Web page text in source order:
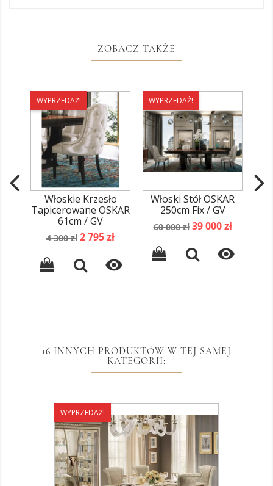
ZOBACZ TAKŻE
WYPRZEDAŻ!
Włoskie Krzesło
Tapicerowane OSKAR
61cm / GV
Cena
4 300 zł Cena
2 795 zł

WYPRZEDAŻ!
Włoski Stół OSKAR
250cm Fix / GV
Cena
60 000 zł Cena
39 000 zł

16 INNYCH PRODUKTÓW W TEJ SAMEJ
KATEGORII:
WYPRZEDAŻ!